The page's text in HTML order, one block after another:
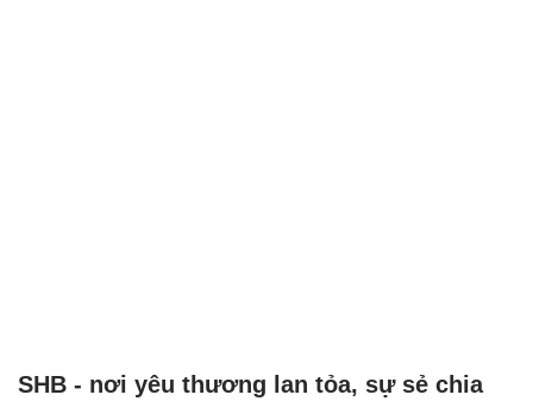
SHB - nơi yêu thương lan tỏa, sự sẻ chia